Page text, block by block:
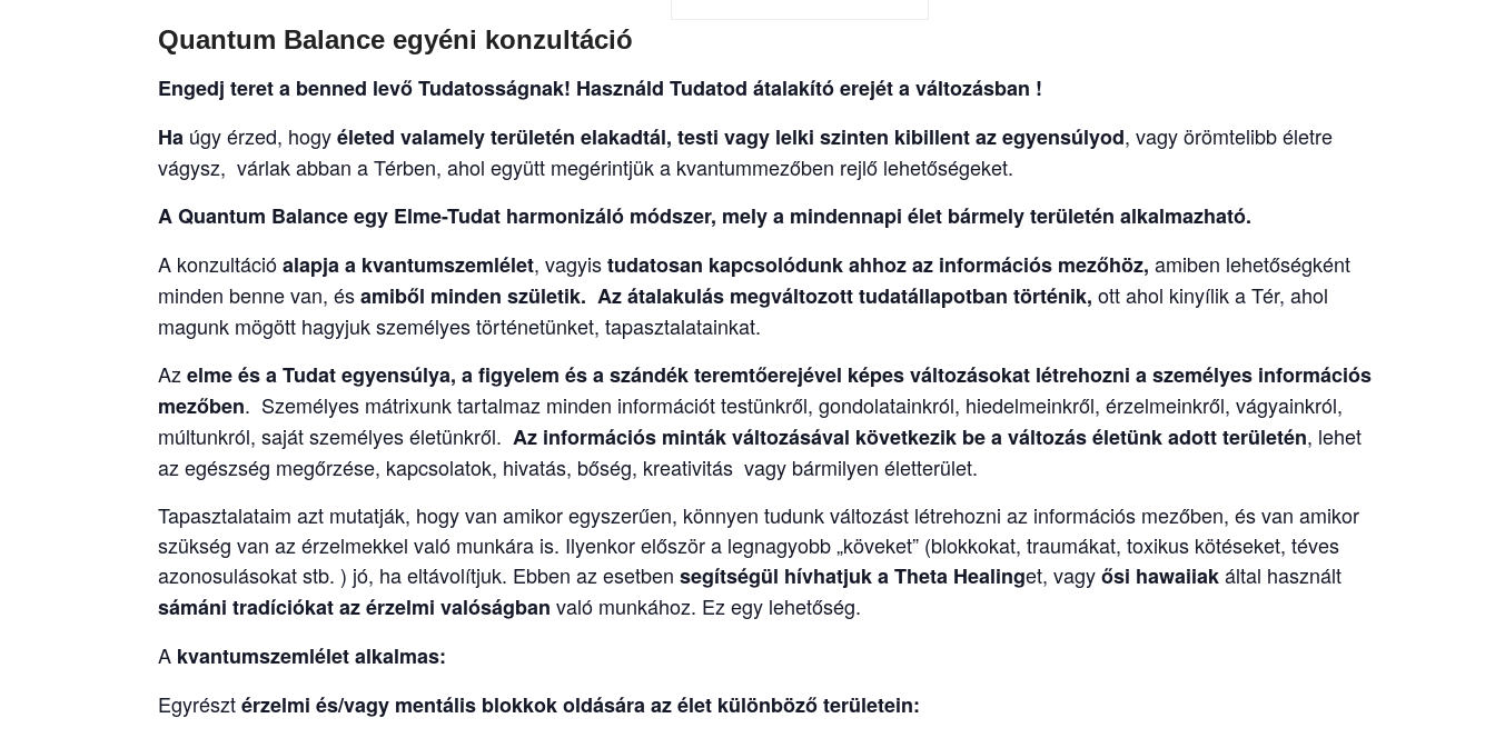
Quantum Balance egyéni konzultáció
Engedj teret a benned levő Tudatosságnak! Használd Tudatod átalakító erejét a változásban !
Ha úgy érzed, hogyéleted valamely területén elakadtál, testi vagy lelki szinten kibillent az egyensúlyod, vagy örömtelibb életre
vágysz, várlak abban a Térben, ahol együtt megérintjük a kvantummezőben rejlő lehetőségeket.
A Quantum Balance egy Elme-Tudat harmonizáló módszer, mely a mindennapi élet bármely területén alkalmazható.
A konzultációalapja a kvantumszemlélet, vagyistudatosan kapcsolódunk ahhoz az információs mezőhöz, amiben lehetőségként
minden benne van, ésamiből minden születik. Az átalakulás megváltozott tudatállapotban történik, ott ahol kinyílik a Tér, ahol
magunk mögött hagyjuk személyes történetünket, tapasztalatainkat.
Az elme és a Tudat egyensúlya, a figyelem és a szándék teremtőerejével képes változásokat létrehozni a személyes információs
mezőben. Személyes mátrixunk tartalmaz minden információt testünkről, gondolatainkról, hiedelmeinkről, érzelmeinkről, vágyainkról,
múltunkról, saját személyes életünkről. Az információs minták változásával következik be a változás életünk adott területén, lehet
az egészség megőrzése, kapcsolatok, hivatás, bőség, kreativitás vagy bármilyen életterület.
Tapasztalataim azt mutatják, hogy van amikor egyszerűen, könnyen tudunk változást létrehozni az információs mezőben, és van amikor
szükség van az érzelmekkel való munkára is. Ilyenkor először a legnagyobb „köveket” (blokkokat, traumákat, toxikus kötéseket, téves
azonosulásokat stb. ) jó, ha eltávolítjuk. Ebben az esetben segítségül hívhatjuk aTheta Healinget, vagyősi hawaiiakáltal használt
sámáni tradíciókataz érzelmi valóságban való munkához. Ez egy lehetőség.
A kvantumszemléletalkalmas:
Egyrésztérzelmi és/vagy mentális blokkok oldásáraaz élet különböző területein: